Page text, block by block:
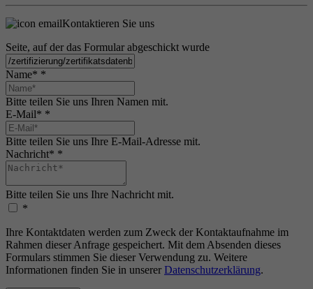
Kontaktieren Sie uns
Seite, auf der das Formular abgeschickt wurde
Name* *
Bitte teilen Sie uns Ihren Namen mit.
E-Mail* *
Bitte teilen Sie uns Ihre E-Mail-Adresse mit.
Nachricht* *
Bitte teilen Sie uns Ihre Nachricht mit.
*
Ihre Kontaktdaten werden zum Zweck der Kontaktaufnahme im
Rahmen dieser Anfrage gespeichert. Mit dem Absenden dieses
Formulars stimmen Sie dieser Verwendung zu. Weitere
Informationen finden Sie in unserer Datenschutzerklärung.